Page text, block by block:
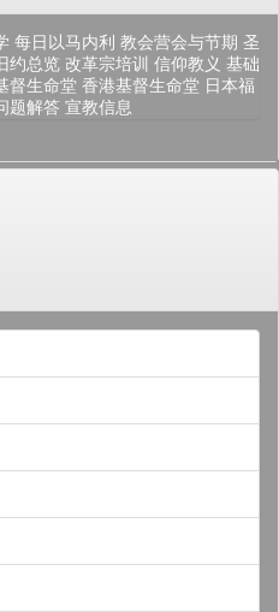
每日以马内利 教会营会与节期 圣
旧约总览 改革宗培训 信仰教义 基础
督生命堂 香港基督生命堂 日本福
题解答 宣教信息